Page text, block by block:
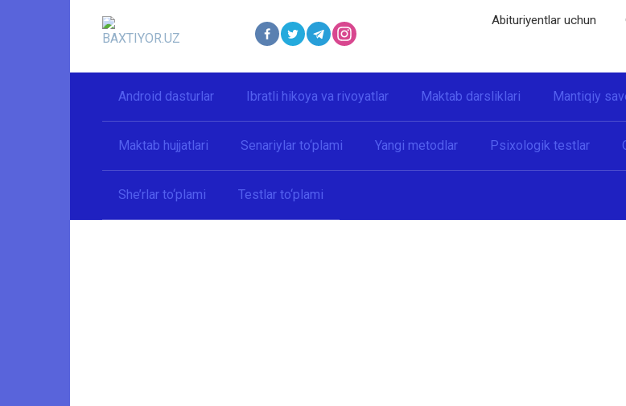
Abituriyentlar uchun
Android dasturlar Ibratli hikoya va rivoyatlar Maktab darsliklari Mantiqiy
Maktab hujjatlari Senariylar to‘plami Yangi metodlar Psixologik testlar
She’rlar to‘plami Testlar to‘plami